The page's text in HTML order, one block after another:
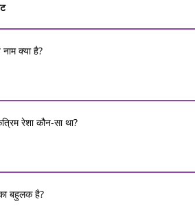
क्या है?
रेशा कौन-सा था?
बहुलक है?